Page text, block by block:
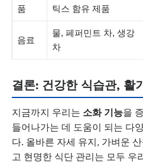
품
틱스 함유 제품
음료
물, 페퍼민트 차, 생강
차
결론: 건강한 식습관, 활
지금까지 우리는 소화 기능을
들어나가는 데 도움이 되는 다
다. 올바른 자세 유지, 가벼운
고 현명한 식단 관리는 모두 우